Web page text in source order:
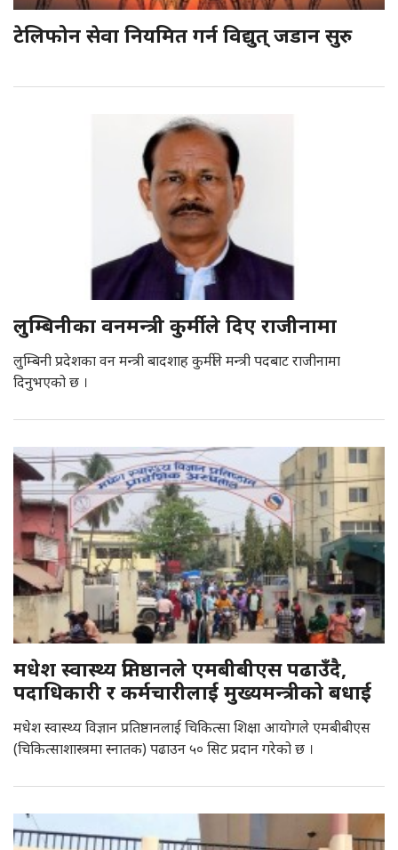
टेलिफोन सेवा नियमित गर्न विद्युत् जडान सुरु
लुम्बिनीका वनमन्त्री कुर्मीले दिए राजीनामा
लुम्बिनी प्रदेशका वन मन्त्री बादशाह कुर्मीले मन्त्री पदबाट राजीनामा
दिनुभएको छ ।
मधेश स्वास्थ्य प्रतिष्ठानले एमबीबीएस पढाउँदै,
पदाधिकारी र कर्मचारीलाई मुख्यमन्त्रीको बधाई
मधेश स्वास्थ्य विज्ञान प्रतिष्ठानलाई चिकित्सा शिक्षा आयोगले एमबीबीएस
(चिकित्साशास्त्रमा स्नातक) पढाउन ५० सिट प्रदान गरेको छ ।